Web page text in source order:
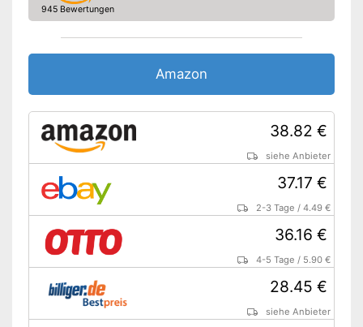
945 Bewertungen
Amazon
38.82 €
siehe Anbieter
37.17 €
2-3 Tage /4.49 €
36.16 €
4-5 Tage / 5.90 €
28.45 €
siehe Anbieter